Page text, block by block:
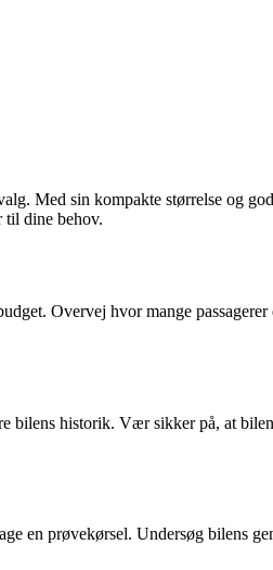
Med sin kompakte størrelse og
til dine behov.
Overvej hvor mange
bilens historik. Vær sikker på, at
en prøvekørsel. Undersøg bilens